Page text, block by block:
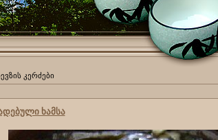
კერძები
ხამსა